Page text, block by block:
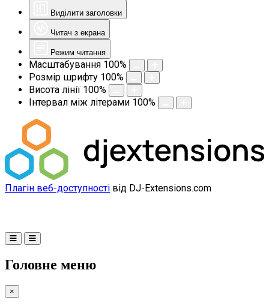
Виділити заголовки
Читач з екрана
Режим читання
Масштабування 100%
Розмір шрифту 100%
Висота лінії 100%
Інтервал між літерами 100%
Плагін веб-доступності від DJ-Extensions.com
Головне меню
×